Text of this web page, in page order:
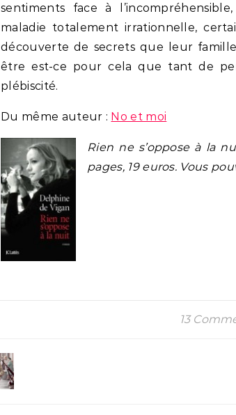
sentiments face à
maladie totalement irrationnelle,
découverte de secrets que leur
être est-ce pour cela que tant de
plébiscité.
Du même auteur : No et moi
Rien ne s’oppose à la
pages, 19 euros. Vous
13